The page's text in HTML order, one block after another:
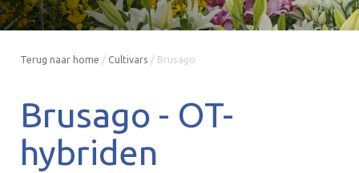
Terug naar home / Cultivars / Brusago
Brusago - OT-
hybriden